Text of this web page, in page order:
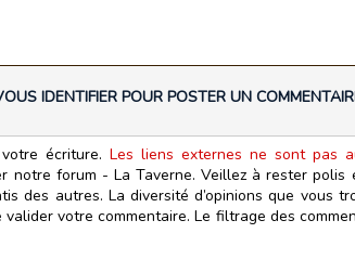
IDENTIFIER POUR POSTER UN
écriture.Les liens externes ne sont pas
notre forum - La Taverne. Veillez à rester
des autres. La diversité d’opinions que vous
valider votre commentaire. Le filtrage des